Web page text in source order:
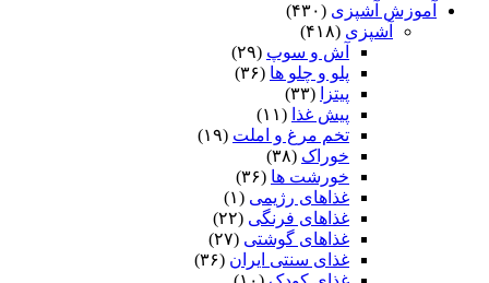
آموزش آشپزی (۴۳۰)
آشپزی (۴۱۸)
آش و سوپ (۲۹)
پلو و چلو ها (۳۶)
پیتزا
(۳۳)
پیش غذا (۱۱)
تخم مرغ و املت (۱۹)
خوراک (۳۸)
خورشت ها (۳۶)
غذاهای رژیمی (۱)
غذاهای فرنگی (۲۲)
غذاهای گوشتی (۲۷)
غذای سنتی ایران (۳۶)